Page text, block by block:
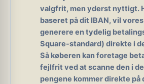
valgfrit, men yderst nyttigt.
baseret på dit IBAN, vil
generere en tydelig
Square-standard) direkte i
Så køberen kan foretage
fejlfrit ved at scanne den i
pengene kommer direkte på